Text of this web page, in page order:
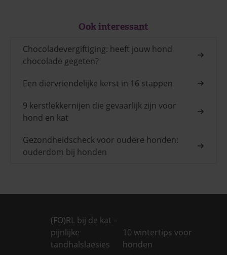
Ook interessant
Chocoladevergiftiging: heeft jouw hond
chocolade gegeten?
Een diervriendelijke kerst in 16 stappen
9 kerstlekkernijen die gevaarlijk zijn voor
hond en kat
Gezondheidscheck voor oudere honden:
ouderdom bij honden
(FO)RL bij de kat –
pijnlijke
tandhalslaesies
10 wintertips voor
honden